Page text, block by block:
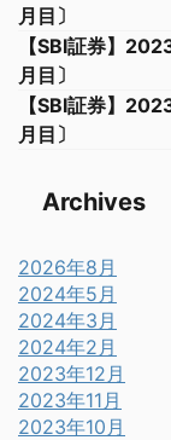
月目〕
【SBI証券】
月目〕
【SBI証券】
月目〕
Archives
2026年8月
2024年5月
2024年3月
2024年2月
2023年12月
2023年11月
2023年10月